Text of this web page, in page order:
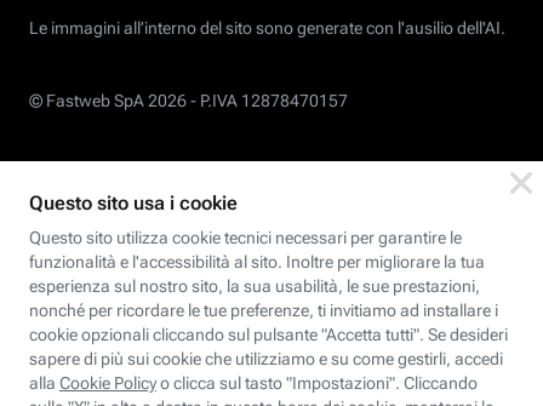
Le immagini all’interno del sito sono generate con l'ausilio dell'AI.
© Fastweb SpA 2026 - P.IVA 12878470157